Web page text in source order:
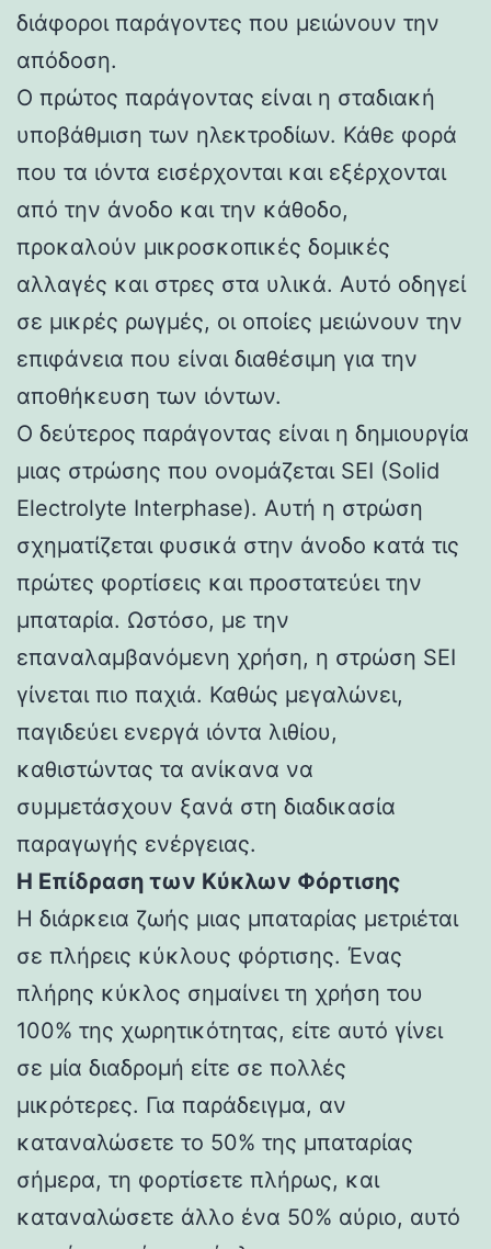
διάφοροι παράγοντες που μειώνουν την
απόδοση.
Ο πρώτος παράγοντας είναι η σταδιακή
υποβάθμιση των ηλεκτροδίων. Κάθε φορά
που τα ιόντα εισέρχονται και εξέρχονται
από την άνοδο και την κάθοδο,
προκαλούν μικροσκοπικές δομικές
αλλαγές και στρες στα υλικά. Αυτό οδηγεί
σε μικρές ρωγμές, οι οποίες μειώνουν την
επιφάνεια που είναι διαθέσιμη για την
αποθήκευση των ιόντων.
Ο δεύτερος παράγοντας είναι η δημιουργία
μιας στρώσης που ονομάζεται SEI (Solid
Electrolyte Interphase). Αυτή η στρώση
σχηματίζεται φυσικά στην άνοδο κατά τις
πρώτες φορτίσεις και προστατεύει την
μπαταρία. Ωστόσο, με την
επαναλαμβανόμενη χρήση, η στρώση SEI
γίνεται πιο παχιά. Καθώς μεγαλώνει,
παγιδεύει ενεργά ιόντα λιθίου,
καθιστώντας τα ανίκανα να
συμμετάσχουν ξανά στη διαδικασία
παραγωγής ενέργειας.
Η Επίδραση των Κύκλων Φόρτισης
Η διάρκεια ζωής μιας μπαταρίας μετριέται
σε πλήρεις κύκλους φόρτισης. Ένας
πλήρης κύκλος σημαίνει τη χρήση του
100% της χωρητικότητας, είτε αυτό γίνει
σε μία διαδρομή είτε σε πολλές
μικρότερες. Για παράδειγμα, αν
καταναλώσετε το 50% της μπαταρίας
σήμερα, τη φορτίσετε πλήρως, και
καταναλώσετε άλλο ένα 50% αύριο, αυτό